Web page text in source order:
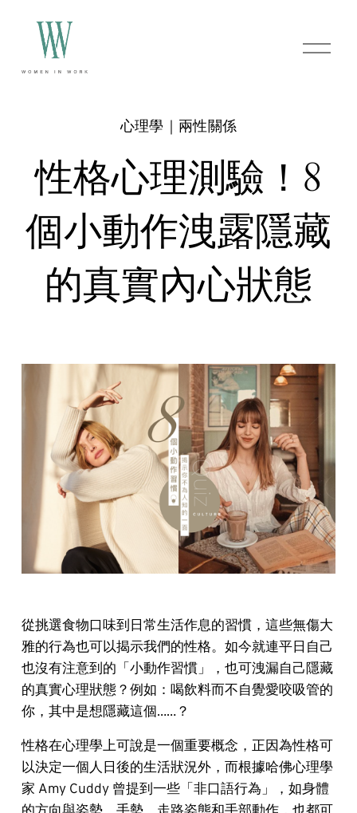
O
p
性格心理測驗！8
個小動作洩露隱藏
的真實內心狀態
心理學｜兩性關係
從挑選食物口味到日常生活作息的習慣，這些無傷大
雅的行為也可以揭示我們的性格。如今就連平日自己
也沒有注意到的「小動作習慣」，也可洩漏自己隱藏
的真實心理狀態？例如：喝飲料而不自覺愛咬吸管的
你，其中是想隱藏這個……？
性格在心理學上可說是一個重要概念，正因為性格可
以決定一個人日後的生活狀況外，而根據哈佛心理學
家 Amy Cuddy 曾提到一些「非口語行為」，如身體
的方向與姿勢、手勢、走路姿態和手部動作，也都可